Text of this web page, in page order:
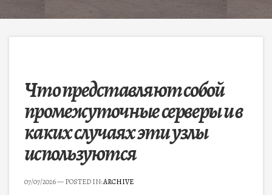
Что представляют собой
промежуточные серверы и в
каких случаях эти узлы
используются
07/07/2026— POSTED IN:ARCHIVE